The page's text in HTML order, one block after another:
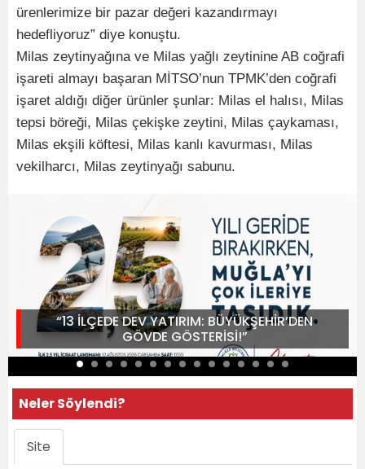
ürenlerimize bir pazar değeri kazandırmayı
hedefliyoruz” diye konuştu.
​Milas zeytinyağına ve Milas yağlı zeytinine AB coğrafi
işareti almayı başaran MİTSO’nun TPMK’den coğrafi
işaret aldığı diğer ürünler şunlar: Milas el halısı, Milas
tepsi böreği, Milas çekişke zeytini, Milas çaykaması,
Milas ekşili köftesi, Milas kanlı kavurması, Milas
vekilharcı, Milas zeytinyağı sabunu.
“13 İLÇEDE DEV YATIRIM: BÜYÜKŞEHİR’DEN
GÖVDE GÖSTERİSİ!”
Neler Söylendi?
Site